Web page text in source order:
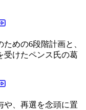
めの6段階計画と、
受けたペンス氏の葛
や、再選を念頭に置